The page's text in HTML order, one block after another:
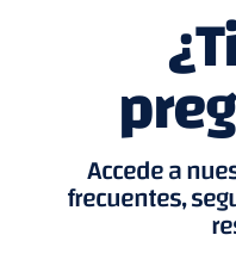
Accede a
frecuentes,